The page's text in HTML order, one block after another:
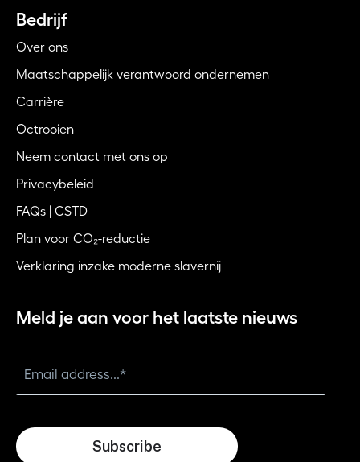
Bedrijf
Over ons
Maatschappelijk verantwoord ondernemen
Carrière
Octrooien
Neem contact met ons op
Privacybeleid
FAQs | CSTD
Plan voor CO₂-reductie
Verklaring inzake moderne slavernij
Meld je aan voor het laatste nieuws